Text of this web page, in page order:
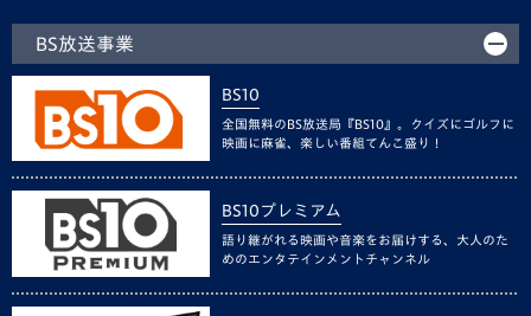
BS放送事業
BS10
全国無料のBS放送局『BS10』。クイズにゴルフに
映画に麻雀、楽しい番組てんこ盛り！
BS10プレミアム
語り継がれる映画や音楽をお届けする、大人のた
めのエンタテインメントチャンネル